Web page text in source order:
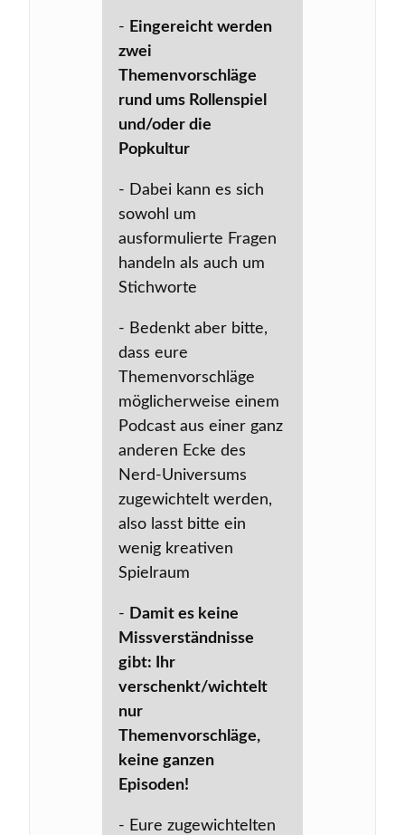
- Eingereicht werden
zwei
Themenvorschläge
rund ums Rollenspiel
und/oder die
Popkultur
- Dabei kann es sich
sowohl um
ausformulierte Fragen
handeln als auch um
Stichworte
- Bedenkt aber bitte,
dass eure
Themenvorschläge
möglicherweise einem
Podcast aus einer ganz
anderen Ecke des
Nerd-Universums
zugewichtelt werden,
also lasst bitte ein
wenig kreativen
Spielraum
- Damit es keine
Missverständnisse
gibt: Ihr
verschenkt/wichtelt
nur
Themenvorschläge,
keine ganzen
Episoden!
- Eure zugewichtelten